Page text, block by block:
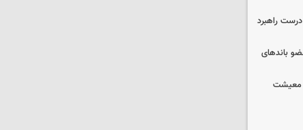
راهبرد
۲۱ عامل موساد و ۴ عضو باندهای
معیشت